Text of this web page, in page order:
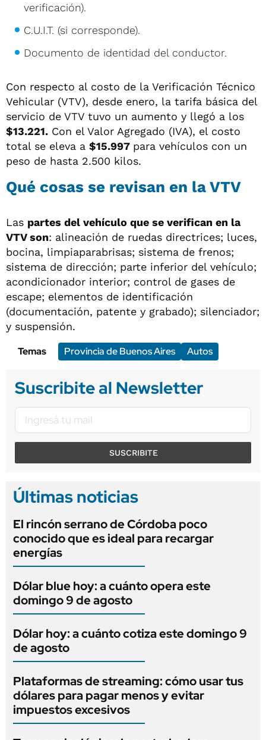
verificación).
C.U.I.T. (si corresponde).
Documento de identidad del conductor.
Con respecto al costo de la Verificación Técnico
Vehicular (VTV), desde enero, la tarifa básica del
servicio de VTV tuvo un aumento y llegó a los
$13.221. Con el Valor Agregado (IVA), el costo
total se eleva a $15.997 para vehículos con un
peso de hasta 2.500 kilos.
Qué cosas se revisan en la VTV
Las partes del vehículo que se verifican en la
VTV son: alineación de ruedas directrices; luces,
bocina, limpiaparabrisas; sistema de frenos;
sistema de dirección; parte inferior del vehículo;
acondicionador interior; control de gases de
escape; elementos de identificación
(documentación, patente y grabado); silenciador;
y suspensión.
Temas
Provincia de Buenos Aires Autos
Suscribite al Newsletter
SUSCRIBITE
Últimas noticias
El rincón serrano de Córdoba poco
conocido que es ideal para recargar
energías
Dólar blue hoy: a cuánto opera este
domingo 9 de agosto
Dólar hoy: a cuánto cotiza este domingo 9
de agosto
Plataformas de streaming: cómo usar tus
dólares para pagar menos y evitar
impuestos excesivos